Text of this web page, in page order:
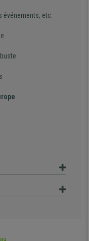
événements, etc.